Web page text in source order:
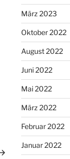
März 2023
Oktober 2022
August 2022
Juni 2022
Mai 2022
März 2022
Februar 2022
Januar 2022